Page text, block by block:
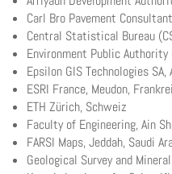
Carl Bro Pavement
Central Statistical Bureau
Environment Public Authority
Epsilon GIS Technologies
ESRI France, Meudon,
ETH Zürich, Schweiz
Faculty of Engineering, Ain
FARSI Maps, Jeddah, Saudi
Geological Survey and